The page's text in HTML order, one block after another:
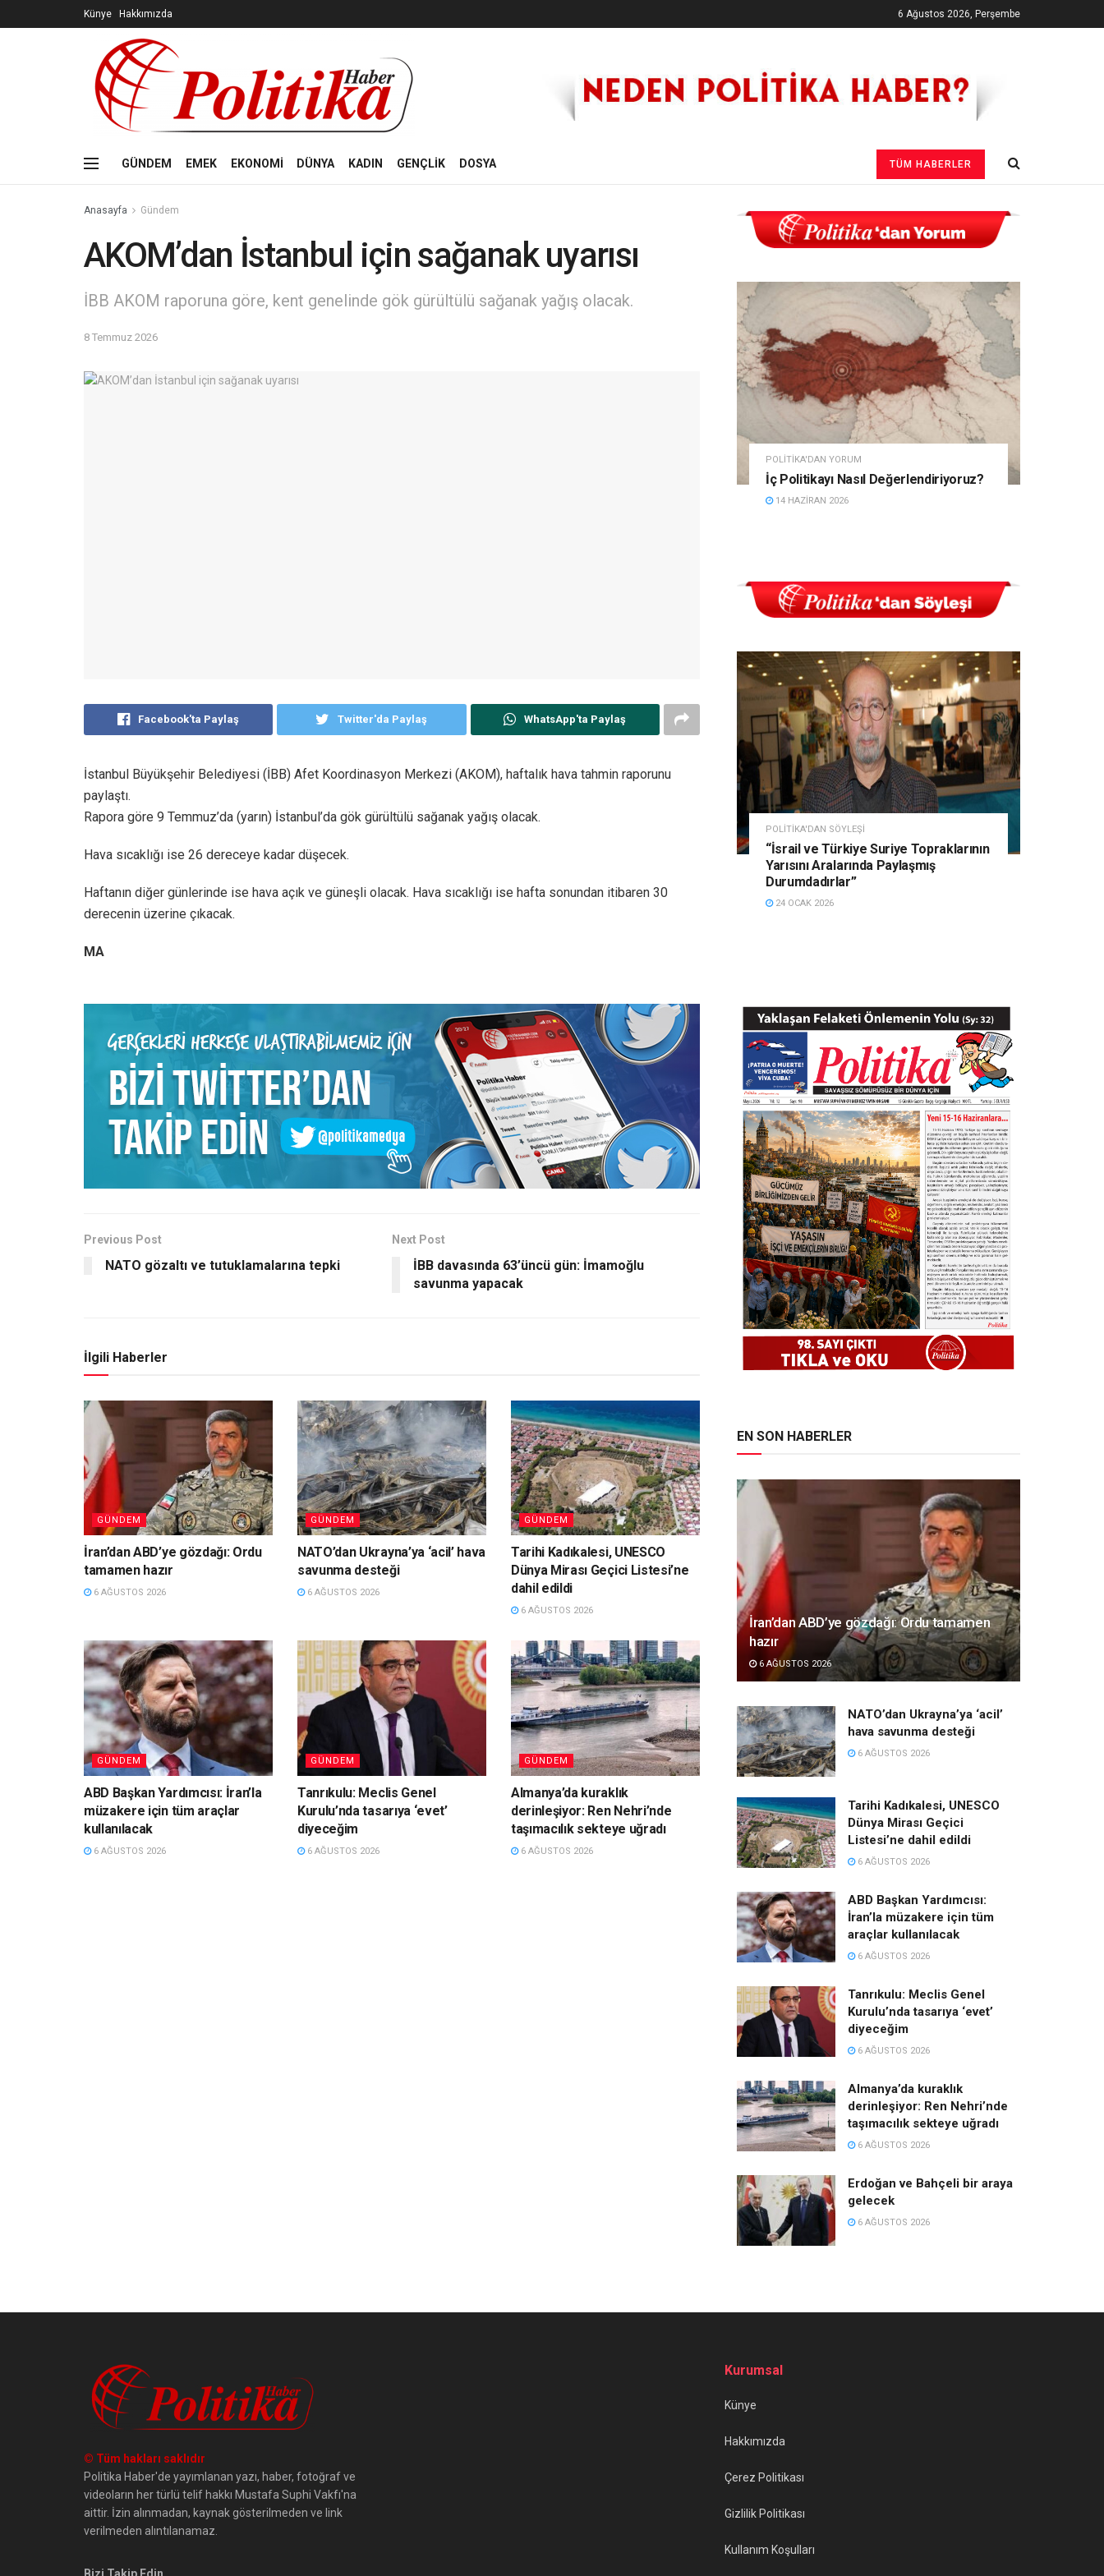
Künye Hakkımızda 6 Ağustos 2026, Perşembe
GÜNDEM EMEK EKONOMİ DÜNYA KADIN GENÇLİK DOSYA TÜM HABERLER
Anasayfa Gündem
AKOM’dan İstanbul için sağanak uyarısı
İBB AKOM raporuna göre, kent genelinde gök gürültülü sağanak yağış olacak.
8 Temmuz 2026
Facebook'ta Paylaş Twitter'da Paylaş WhatsApp'ta Paylaş
İstanbul Büyükşehir Belediyesi (İBB) Afet Koordinasyon Merkezi (AKOM), haftalık hava tahmin raporunu
paylaştı.
Rapora göre 9 Temmuz’da (yarın) İstanbul’da gök gürültülü sağanak yağış olacak.
Hava sıcaklığı ise 26 dereceye kadar düşecek.
Haftanın diğer günlerinde ise hava açık ve güneşli olacak. Hava sıcaklığı ise hafta sonundan itibaren 30
derecenin üzerine çıkacak.
MA
Previous Post
NATO gözaltı ve tutuklamalarına tepki
Next Post
İBB davasında 63’üncü gün: İmamoğlu
savunma yapacak
İlgili Haberler
GÜNDEM
İran’dan ABD’ye gözdağı: Ordu
tamamen hazır
6 AĞUSTOS 2026
GÜNDEM
NATO’dan Ukrayna’ya ‘acil’ hava
savunma desteği
6 AĞUSTOS 2026
GÜNDEM
Tarihi Kadıkalesi, UNESCO
Dünya Mirası Geçici Listesi’ne
dahil edildi
6 AĞUSTOS 2026
GÜNDEM
ABD Başkan Yardımcısı: İran’la
müzakere için tüm araçlar
kullanılacak
6 AĞUSTOS 2026
GÜNDEM
Tanrıkulu: Meclis Genel
Kurulu’nda tasarıya ‘evet’
diyeceğim
6 AĞUSTOS 2026
GÜNDEM
Almanya’da kuraklık
derinleşiyor: Ren Nehri’nde
taşımacılık sekteye uğradı
6 AĞUSTOS 2026
POLITIKA'DAN YORUM
İç Politikayı Nasıl Değerlendiriyoruz?
14 HAZIRAN 2026
POLITIKA'DAN SÖYLEŞI
“İsrail ve Türkiye Suriye Topraklarının
Yarısını Aralarında Paylaşmış
Durumdadırlar”
24 OCAK 2026
EN SON HABERLER
İran’dan ABD’ye gözdağı: Ordu tamamen
hazır
6 AĞUSTOS 2026
NATO’dan Ukrayna’ya ‘acil’
hava savunma desteği
6 AĞUSTOS 2026
Tarihi Kadıkalesi, UNESCO
Dünya Mirası Geçici
Listesi’ne dahil edildi
6 AĞUSTOS 2026
ABD Başkan Yardımcısı:
İran’la müzakere için tüm
araçlar kullanılacak
6 AĞUSTOS 2026
Tanrıkulu: Meclis Genel
Kurulu’nda tasarıya ‘evet’
diyeceğim
6 AĞUSTOS 2026
Almanya’da kuraklık
derinleşiyor: Ren Nehri’nde
taşımacılık sekteye uğradı
6 AĞUSTOS 2026
Erdoğan ve Bahçeli bir araya
gelecek
6 AĞUSTOS 2026
© Tüm hakları saklıdır
Politika Haber'de yayımlanan yazı, haber, fotoğraf ve
videoların her türlü telif hakkı Mustafa Suphi Vakfı'na
aittir. İzin alınmadan, kaynak gösterilmeden ve link
verilmeden alıntılanamaz.
Kurumsal
Künye
Hakkımızda
Çerez Politikası
Gizlilik Politikası
Kullanım Koşulları